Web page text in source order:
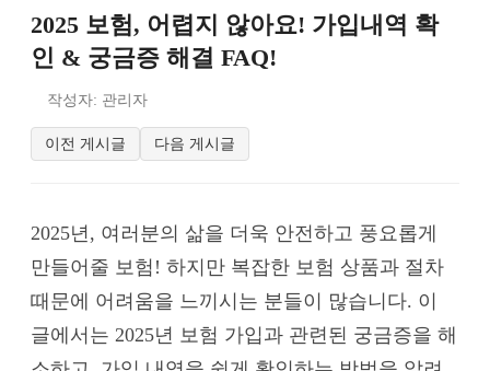
2025 보험, 어렵지 않아요! 가입내역 확
인 & 궁금증 해결 FAQ!
작성자: 관리자
이전 게시글 다음 게시글
2025년, 여러분의 삶을 더욱 안전하고 풍요롭게
만들어줄 보험! 하지만 복잡한 보험 상품과 절차
때문에 어려움을 느끼시는 분들이 많습니다. 이
글에서는 2025년 보험 가입과 관련된 궁금증을 해